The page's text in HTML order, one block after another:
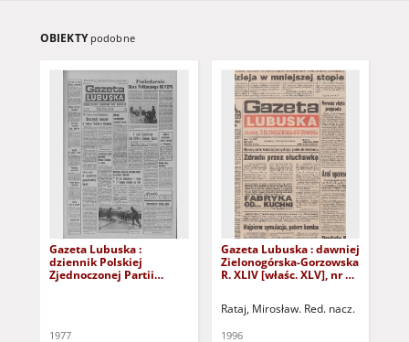
OBIEKTY podobne
Gazeta Lubuska :
dziennik Polskiej
Zjednoczonej Partii
1977
Gazeta Lubuska : dawniej
Zielonogórska-Gorzowska
R. XLIV [właśc. XLV], nr 52
Rataj, Mirosław. Red. nacz.
1996